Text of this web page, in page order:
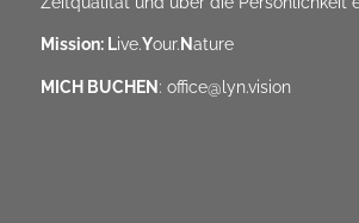
Mission: Live.Your. Nature
MICH BUCHEN : office@lyn.vision